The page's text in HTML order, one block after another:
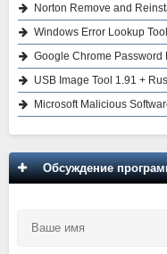
Norton Remove and
Windows Error Lookup
Google Chrome Password
USB Image Tool 1.91 + Rus
Microsoft Malicious
Обсуждение